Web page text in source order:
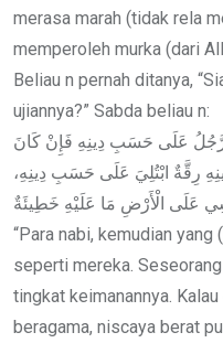
merasa marah (tidak rela
memperoleh murka (dari
Beliau n pernah ditanya,
ujiannya?” Sabda beliau n:
الرَّجُلُ عَلَى حَسَبِ دِينِهِ فَإِنْ كَانَ
رِقَّةٌ ابْتُلِيَ عَلَى حَسَبِ دِينِهِ،
عَلَى الْأَرْضِ مَا عَلَيْهِ خَطِيئَةٌ
“Para nabi, kemudian
seperti mereka.
tingkat keimanannya.
beragama, niscaya berat